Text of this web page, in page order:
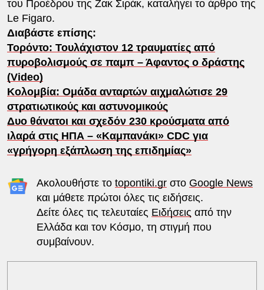
του Προέδρου της Ζακ Σιράκ, καταλήγει το άρθρο της
Le Figaro.
Διαβάστε επίσης:
Τορόντο: Τουλάχιστον 12 τραυματίες από
πυροβολισμούς σε παμπ – Άφαντος ο δράστης
(Video)
Κολομβία: Ομάδα ανταρτών αιχμαλώτισε 29
στρατιωτικούς και αστυνομικούς
Δυο θάνατοι και σχεδόν 230 κρούσματα από
ιλαρά στις ΗΠΑ – «Καμπανάκι» CDC για
«γρήγορη εξάπλωση της επιδημίας»
Ακολουθήστε το topontiki.grστο Google News
και μάθετε πρώτοι όλες τις ειδήσεις.
Δείτε όλες τις τελευταίες Ειδήσεις από την
Ελλάδα και τον Κόσμο, τη στιγμή που
συμβαίνουν.